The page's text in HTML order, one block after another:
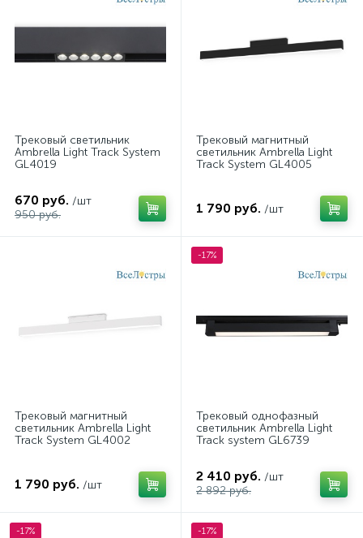
Трековый светильник
Ambrella Light Track System
GL4019
670 руб. /шт
950 руб.
Трековый магнитный
светильник Ambrella Light
Track System GL4005
1 790 руб. /шт
Трековый магнитный
светильник Ambrella Light
Track System GL4002
1 790 руб. /шт
-17%
Трековый однофазный
светильник Ambrella Light
Track system GL6739
2 410 руб. /шт
2 892 руб.
-17% -17%